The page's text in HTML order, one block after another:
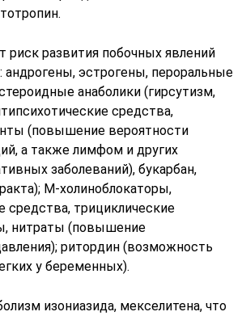
развития побочных явлений
андрогены, эстрогены, пероральные
анаболики (гирсутизм,
средства,
(повышение вероятности
а также лимфом и других
заболеваний), букарбан,
М-холиноблокаторы,
средства, трициклические
нитраты (повышение
ритордин (возможность
у беременных).
изониазида, мекселитена, что